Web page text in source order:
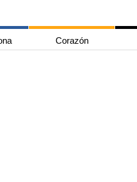
Corazón